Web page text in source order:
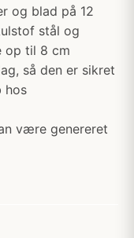
og blad på 12
stål og
op til 8 cm
så den er sikret
hos
være genereret